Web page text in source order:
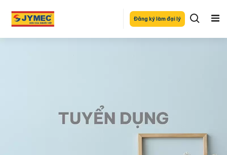
Đăng ký làm đại lý